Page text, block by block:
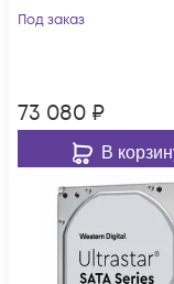
Под заказ
73 080 ₽
В